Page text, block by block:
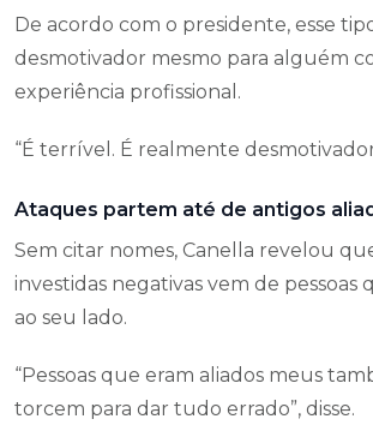
De acordo com o presidente, esse
desmotivador mesmo para alguém
experiência profissional.
“É terrível. É realmente
Ataques partem até de antigos
Sem citar nomes, Canella revelou
investidas negativas vem de pessoas
ao seu lado.
“Pessoas que eram aliados meus
torcem para dar tudo errado”, disse.